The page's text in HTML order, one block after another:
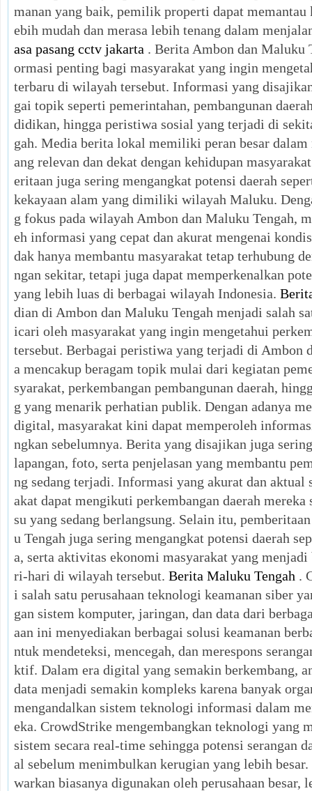
manan yang baik, pemilik properti dapat
ebih mudah dan merasa lebih tenang dalam
asa pasang cctv jakarta . Berita Ambon dan Maluku
ormasi penting bagi masyarakat yang ingin
terbaru di wilayah tersebut. Informasi yang
gai topik seperti pemerintahan, pembangunan
didikan, hingga peristiwa sosial yang terjadi di
gah. Media berita lokal memiliki peran besar
ang relevan dan dekat dengan kehidupan
eritaan juga sering mengangkat potensi daerah
kekayaan alam yang dimiliki wilayah Maluku.
g fokus pada wilayah Ambon dan Maluku Tengah,
eh informasi yang cepat dan akurat mengenai
dak hanya membantu masyarakat tetap terhubung
ngan sekitar, tetapi juga dapat memperkenalkan
yang lebih luas di berbagai wilayah Indonesia.
dian di Ambon dan Maluku Tengah menjadi salah
icari oleh masyarakat yang ingin mengetahui
tersebut. Berbagai peristiwa yang terjadi di Ambon
a mencakup beragam topik mulai dari kegiatan
syarakat, perkembangan pembangunan daerah,
g yang menarik perhatian publik. Dengan adanya
digital, masyarakat kini dapat memperoleh
ngkan sebelumnya. Berita yang disajikan juga
lapangan, foto, serta penjelasan yang membantu
ng sedang terjadi. Informasi yang akurat dan aktual
akat dapat mengikuti perkembangan daerah
su yang sedang berlangsung. Selain itu,
u Tengah juga sering mengangkat potensi daerah
a, serta aktivitas ekonomi masyarakat yang menjadi
ri-hari di wilayah tersebut. Berita Maluku Tengah .
i salah satu perusahaan teknologi keamanan siber
gan sistem komputer, jaringan, dan data dari
aan ini menyediakan berbagai solusi keamanan
ntuk mendeteksi, mencegah, dan merespons
ktif. Dalam era digital yang semakin berkembang,
data menjadi semakin kompleks karena banyak
mengandalkan sistem teknologi informasi dalam
eka. CrowdStrike mengembangkan teknologi yang
sistem secara real-time sehingga potensi serangan
al sebelum menimbulkan kerugian yang lebih
warkan biasanya digunakan oleh perusahaan besar,